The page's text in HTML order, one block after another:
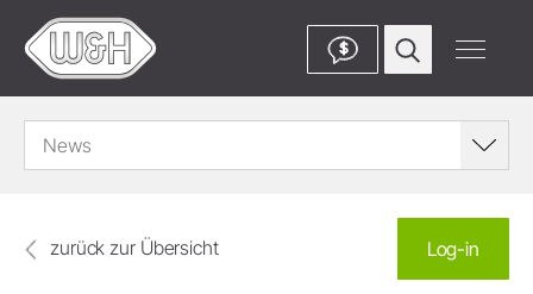
$
News
zurück zur Übersicht Log-in